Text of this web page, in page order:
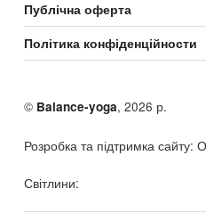
Публічна оферта
Політика конфіденційности
© Balance-yoga, 2026 р.
Розробка та підтримка сайту:
Світлини: